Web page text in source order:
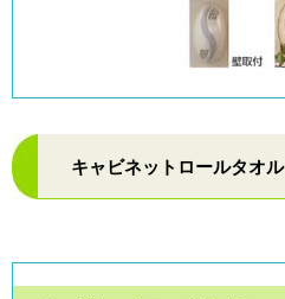
キャビネットロールタオル